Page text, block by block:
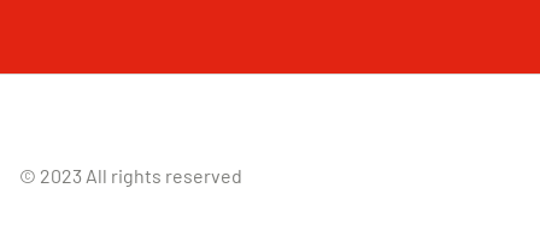
© 2023 All rights reserved